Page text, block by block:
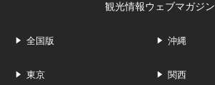
観光情報ウェブマガジン
全国版 沖縄
東京 関西